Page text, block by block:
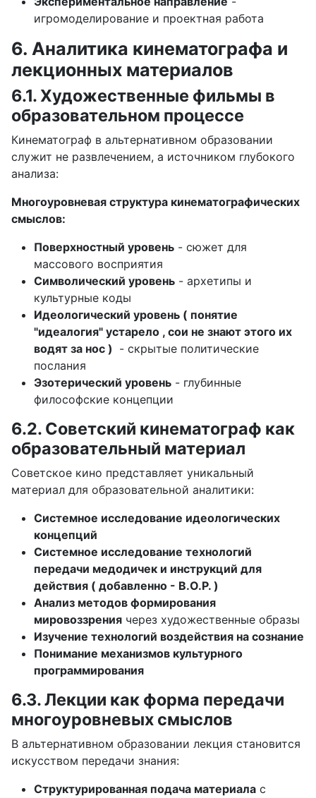
игромоделирование и проектная работа
6. Аналитика кинематографа и
лекционных материалов
6.1. Художественные фильмы в
образовательном процессе
Кинематограф в альтернативном образовании
служит не развлечением, а источником глубокого
анализа:
Многоуровневая структура кинематографических
смыслов:
Поверхностный уровень - сюжет для
массового восприятия
Символический уровень - архетипы и
культурные коды
Идеологический уровень ( понятие
"идеалогия" устарело , сои не знают этого их
водят за нос ) - скрытые политические
послания
Эзотерический уровень - глубинные
философские концепции
6.2. Советский кинематограф как
образовательный материал
Советское кино представляет уникальный
материал для образовательной аналитики:
Системное исследование идеологических
концепций
Системное исследование технологий
передачи медодичек и инструкций для
действия ( добавленно - В.О.Р. )
Анализ методов формирования
мировоззрения через художественные образы
Изучение технологий воздействия на сознание
Понимание механизмов культурного
программирования
6.3. Лекции как форма передачи
многоуровневых смыслов
В альтернативном образовании лекция становится
искусством передачи знания:
Структурированная подача материала с